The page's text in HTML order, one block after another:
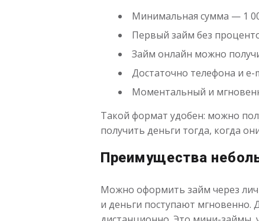
Минимальная сумма — 1
Первый займ без
Займ онлайн можно
Достаточно телефона и
Моментальный и
Такой формат удобен: можно
получить деньги тогда, когда
Преимущества
Можно оформить займ через
и деньги поступают мгновенно.